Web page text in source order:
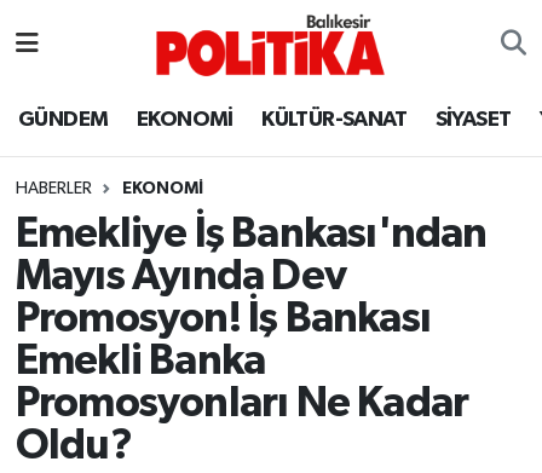
GÜNDEM EKONOMİ KÜLTÜR-SANAT SİYASET
HABERLER EKONOMİ
Emekliye İş Bankası'ndan
Mayıs Ayında Dev
Promosyon! İş Bankası
Emekli Banka
Promosyonları Ne Kadar
Oldu?
Ayvalık
Balya
Bandırma
Bigadiç
BİYOGRAFİLER
Burhaniye
Balıkesir Hava Durumu
Balıkesir Namaz Vakitleri
Balıkesir Trafik Yoğunluk Haritası
Süper Lig Puan Durumu ve Fikstür
Tüm Manşetler
Son Dakika Haberleri